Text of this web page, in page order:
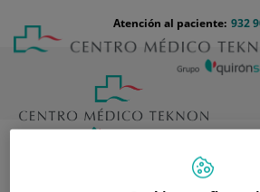
contenido
Menú
teléfono
cabecera
932
Atención al paciente: